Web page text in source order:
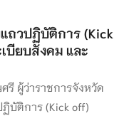
ถวปฏิบัติการ (Kick
บียบสังคม และ
ผู้ว่าราชการจังหวัด
บัติการ (Kick off)